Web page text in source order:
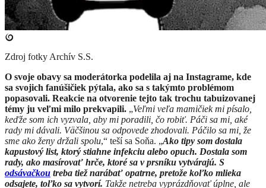
Zdroj fotky Archív S.S.
O svoje obavy sa moderátorka podelila aj na Instagrame, kde
sa svojich fanúšičiek pýtala, ako sa s takýmto problémom
popasovali. Reakcie na otvorenie tejto tak trochu tabuizovanej
témy ju veľmi milo prekvapili. „Veľmi veľa mamičiek mi písalo,
keďže som ich vyzvala, aby mi poradili, čo robiť. Páči sa mi, aké
rady mi dávali. Väčšinou sa odpovede zhodovali. Páčilo sa mi, že
sme ako ženy držali spolu,“ teší sa Soňa. „Ako tipy som dostala
kapustový list, ktorý stiahne infekciu alebo opuch. Dostala som
rady, ako masírovať hrče, ktoré sa v prsníku vytvárajú. S
odsávačkou treba tiež narábať opatrne, pretože koľko mlieka
odsajete, toľko sa vytvorí. Takže netreba vyprázdňovať úplne, ale